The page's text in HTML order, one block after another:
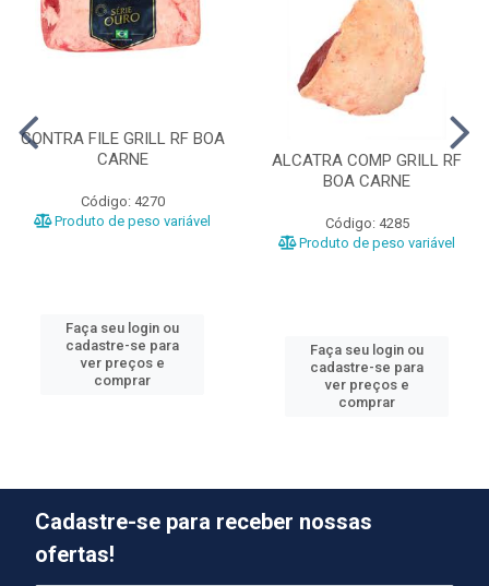
CONTRA FILE GRILL RF BOA
CARNE
Código: 4270
Produto de peso variável
Faça seu login ou
cadastre-se para
ver preços e
comprar
ALCATRA COMP GRILL RF
BOA CARNE
Código: 4285
Produto de peso variável
Faça seu login ou
cadastre-se para
ver preços e
comprar
Cadastre-se para receber nossas
ofertas!